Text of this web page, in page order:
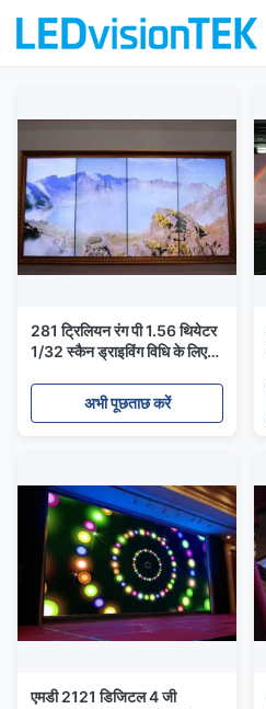
281 ट्रिलियन रंग पी 1.56 थियेटर
1/32 स्कैन ड्राइविंग विधि के लिए
अभी पूछताछ करें
एमडी 2121 डिजिटल 4 जी